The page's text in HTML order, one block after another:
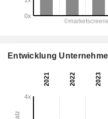
Entwicklung